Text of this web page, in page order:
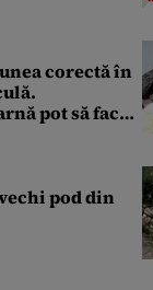
corectă în
pot să facă
pod din